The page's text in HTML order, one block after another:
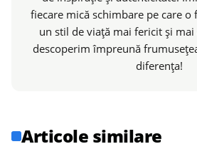
fiecare mică schimbare pe care
un stil de viață mai fericit și
descoperim împreună
diferența!
Articole similare